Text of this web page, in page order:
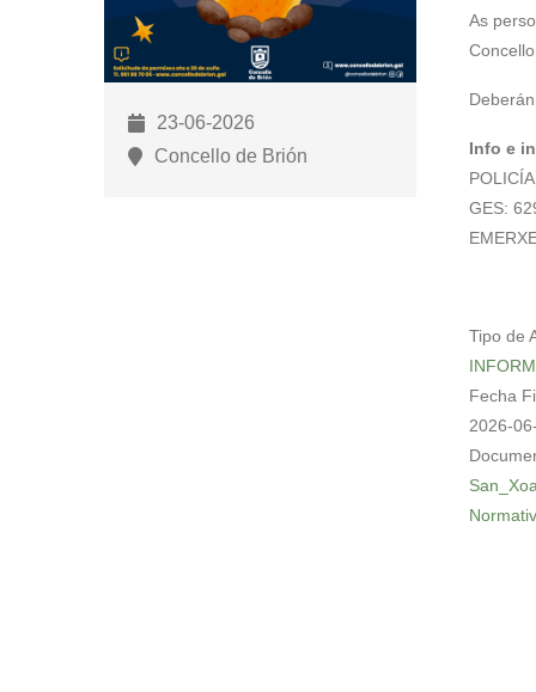
23-06-2026
Concello de Brión
As
Info e
GES:
Tipo de
Fecha
2026-